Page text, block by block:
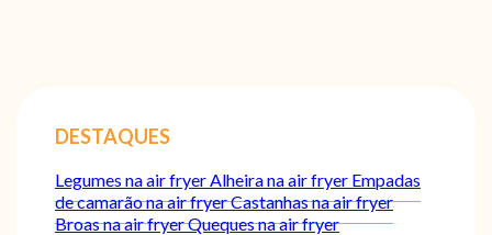
DESTAQUES
Legumes na air fryerAlheira na air fryer Empadas
de camarão na air fryerCastanhas na air fryer
Broas na air fryerQueques na air fryer